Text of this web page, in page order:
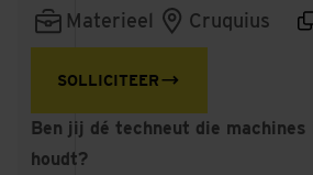
Materieel Cruquius
SOLLICITEER
Ben jij dé techneut die
houdt?